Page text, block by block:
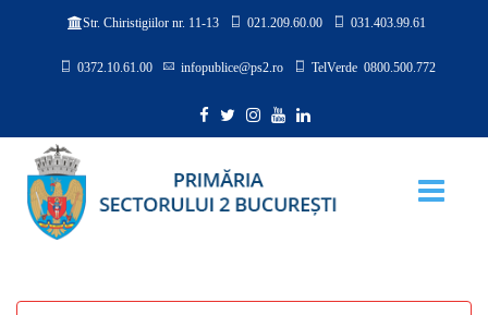
Str. Chiristigiilor nr. 11-13 021.209.60.00 031.403.99.61
0372.10.61.00 infopublice@ps2.ro TelVerde 0800.500.772